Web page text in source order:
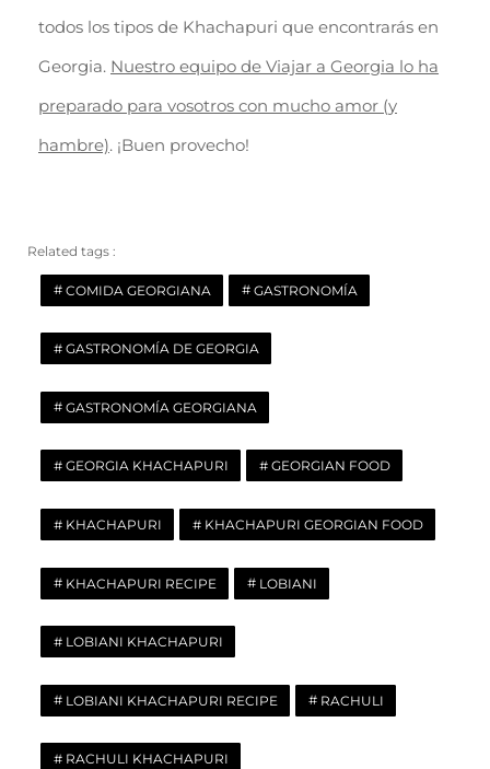
todos los tipos de Khachapuri que encontrarás en
Georgia. Nuestro equipo de Viajar a Georgia lo ha
preparado para vosotros con mucho amor (y
hambre). ¡Buen provecho!
Related tags :
COMIDA GEORGIANA GASTRONOMÍA
GASTRONOMÍA DE GEORGIA
GASTRONOMÍA GEORGIANA
GEORGIA KHACHAPURI GEORGIAN FOOD
KHACHAPURI KHACHAPURI GEORGIAN FOOD
KHACHAPURI RECIPE LOBIANI
LOBIANI KHACHAPURI
LOBIANI KHACHAPURI RECIPE RACHULI
RACHULI KHACHAPURI